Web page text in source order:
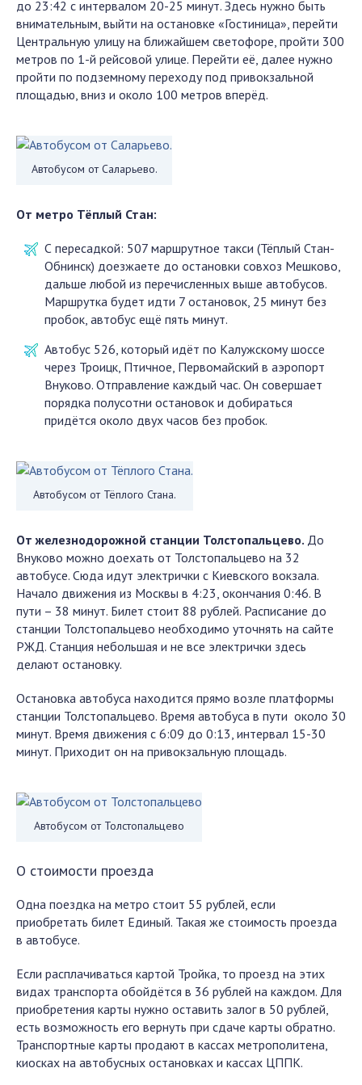
до 23:42 с интервалом 20-25 минут. Здесь нужно быть
внимательным, выйти на остановке «Гостиница», перейти
Центральную улицу на ближайшем светофоре, пройти 300
метров по 1-й рейсовой улице. Перейти её, далее нужно
пройти по подземному переходу под привокзальной
площадью, вниз и около 100 метров вперёд.
Автобусом от Саларьево.
От метро Тёплый Стан:
С пересадкой: 507 маршрутное такси (Тёплый Стан-
Обнинск) доезжаете до остановки совхоз Мешково,
дальше любой из перечисленных выше автобусов.
Маршрутка будет идти 7 остановок, 25 минут без
пробок, автобус ещё пять минут.
Автобус 526, который идёт по Калужскому шоссе
через Троицк, Птичное, Первомайский в аэропорт
Внуково. Отправление каждый час. Он совершает
порядка полусотни остановок и добираться
придётся около двух часов без пробок.
Автобусом от Тёплого Стана.
От железнодорожной станции Толстопальцево. До
Внуково можно доехать от Толстопальцево на 32
автобусе. Сюда идут электрички с Киевского вокзала.
Начало движения из Москвы в 4:23, окончания 0:46. В
пути – 38 минут. Билет стоит 88 рублей. Расписание до
станции Толстопальцево необходимо уточнять на сайте
РЖД. Станция небольшая и не все электрички здесь
делают остановку.
Остановка автобуса находится прямо возле платформы
станции Толстопальцево. Время автобуса в пути около 30
минут. Время движения с 6:09 до 0:13, интервал 15-30
минут. Приходит он на привокзальную площадь.
Автобусом от Толстопальцево
О стоимости проезда
Одна поездка на метро стоит 55 рублей, если
приобретать билет Единый. Такая же стоимость проезда
в автобусе.
Если расплачиваться картой Тройка, то проезд на этих
видах транспорта обойдётся в 36 рублей на каждом. Для
приобретения карты нужно оставить залог в 50 рублей,
есть возможность его вернуть при сдаче карты обратно.
Транспортные карты продают в кассах метрополитена,
киосках на автобусных остановках и кассах ЦППК.